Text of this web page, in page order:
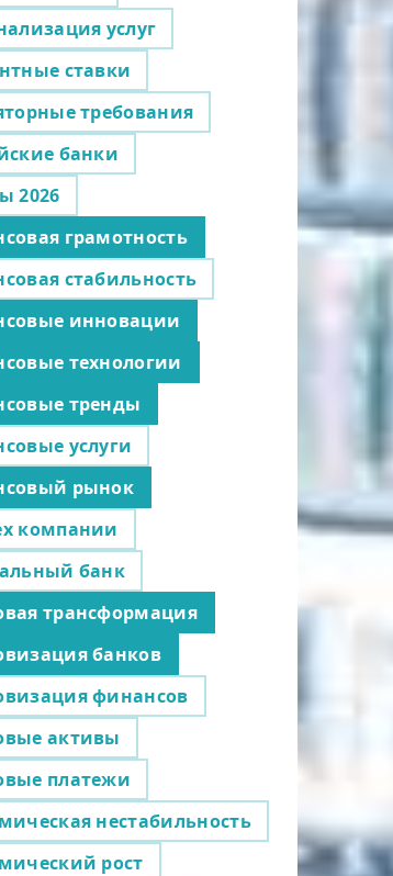
услуг
ставки
требования
банки
2026
грамотность
стабильность
инновации
технологии
тренды
услуги
рынок
компании
банк
трансформация
банков
финансов
активы
платежи
нестабильность
рост